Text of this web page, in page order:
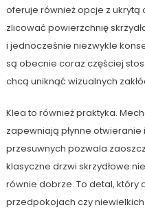
oferuje również opcje z ukrytą
zlicować powierzchnię
i jednocześnie niezwykle
są obecnie coraz częściej
chcą uniknąć wizualnych
Klea to również praktyka.
zapewniają płynne
przesuwnych pozwala
klasyczne drzwi skrzydłowe
równie dobrze. To detal, który
przedpokojach czy